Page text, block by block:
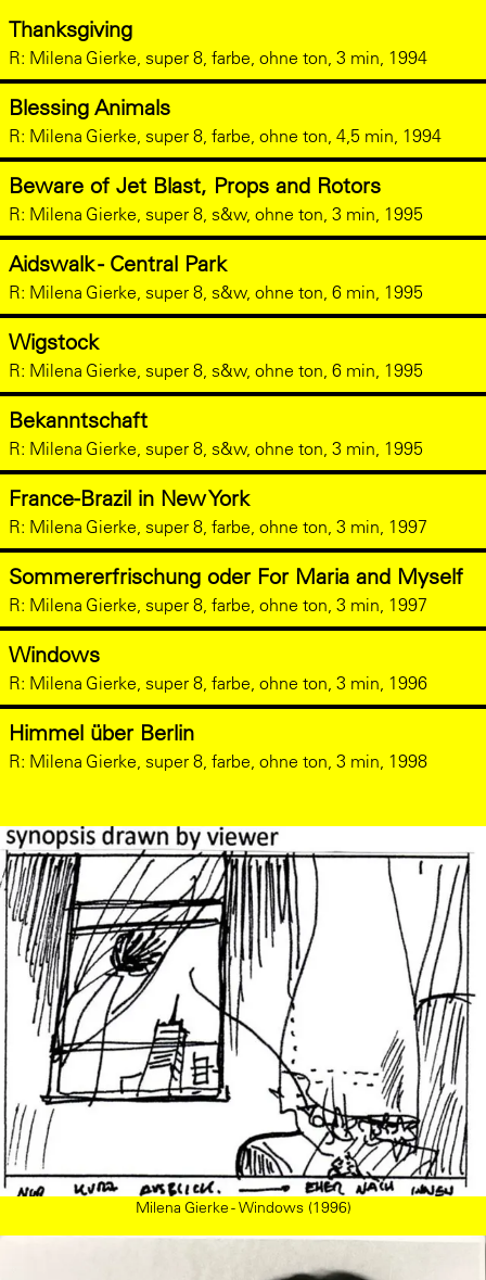
Thanksgiving
R: Milena Gierke, super 8, farbe, ohne ton, 3 min, 1994
Blessing Animals
R: Milena Gierke, super 8, farbe, ohne ton, 4,5 min, 1994
Beware of Jet Blast, Props and Rotors
R: Milena Gierke, super 8, s&w, ohne ton, 3 min, 1995
Aidswalk - Central Park
R: Milena Gierke, super 8, s&w, ohne ton, 6 min, 1995
Wigstock
R: Milena Gierke, super 8, s&w, ohne ton, 6 min, 1995
Bekanntschaft
R: Milena Gierke, super 8, s&w, ohne ton, 3 min, 1995
France-Brazil in New York
R: Milena Gierke, super 8, farbe, ohne ton, 3 min, 1997
Sommererfrischung oder For Maria and Myself
R: Milena Gierke, super 8, farbe, ohne ton, 3 min, 1997
Windows
R: Milena Gierke, super 8, farbe, ohne ton, 3 min, 1996
Himmel über Berlin
R: Milena Gierke, super 8, farbe, ohne ton, 3 min, 1998
Milena Gierke - Windows (1996)